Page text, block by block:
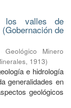
los valles de
de
Geológico Minero
, 1913)
e hidrología
generalidades en
geológicos